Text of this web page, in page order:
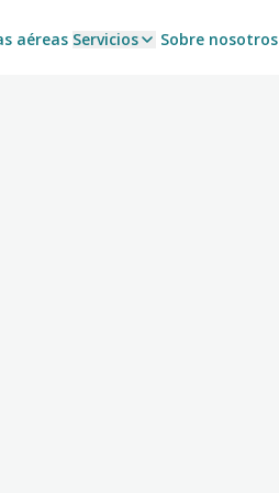
aéreas Servicios Sobre nosotros